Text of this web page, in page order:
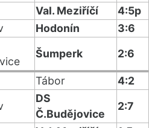
Val. Meziříčí
4:5p
Hodonín
3:6
Šumperk 2:6
Tábor
4:2
DS
Č.Budějovice
2:7